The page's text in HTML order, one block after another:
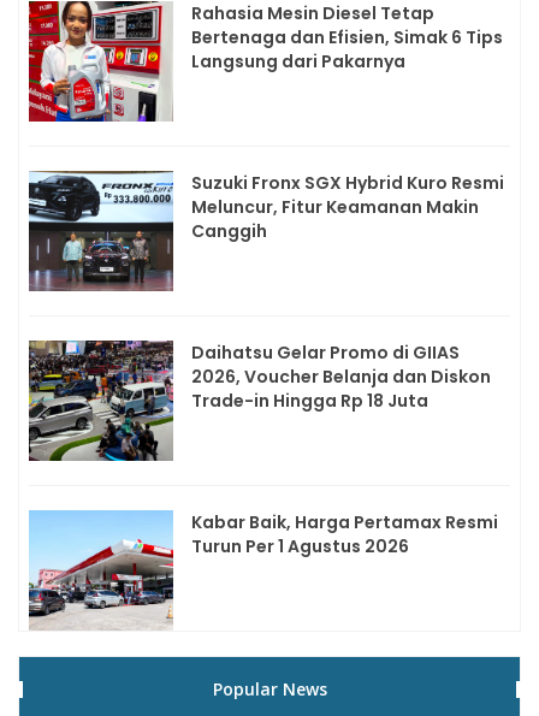
Rahasia Mesin Diesel Tetap
Bertenaga dan Efisien, Simak 6 Tips
Langsung dari Pakarnya
Suzuki Fronx SGX Hybrid Kuro Resmi
Meluncur, Fitur Keamanan Makin
Canggih
Daihatsu Gelar Promo di GIIAS
2026, Voucher Belanja dan Diskon
Trade-in Hingga Rp 18 Juta
Kabar Baik, Harga Pertamax Resmi
Turun Per 1 Agustus 2026
Popular News